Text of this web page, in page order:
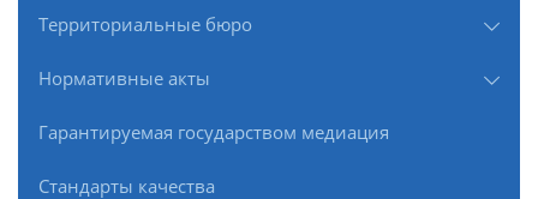
Территориальные бюро
Нормативные акты
Гарантируемая государством медиация
Стандарты качества